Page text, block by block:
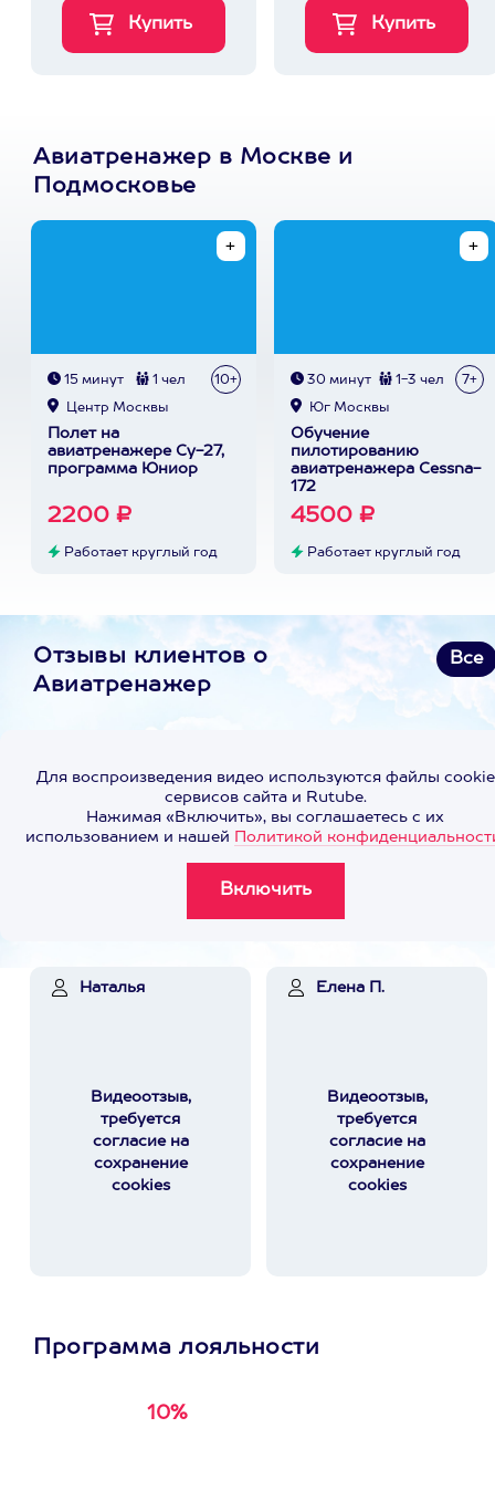
Авиатренажер в Москве и
Подмосковье
15 минут 1 чел 10+
Центр Москвы
Полет на
авиатренажере Су-27,
программа Юниор
2200 ₽
Работает круглый год
30 минут 1-3 чел 7+
Юг Москвы
Обучение
пилотированию
авиатренажера Cessna-
172
4500 ₽
Работает круглый год
Отзывы клиентов о
Авиатренажер
Все
Для воспроизведения видео используются файлы cookie
сервисов сайта и Rutube.
Нажимая «Включить», вы соглашаетесь с их
использованием и нашей Политикой
Наталья
Видеоотзыв,
требуется
согласие на
сохранение
cookies
Елена П.
Видеоотзыв,
требуется
согласие на
сохранение
cookies
Программа лояльности
10%